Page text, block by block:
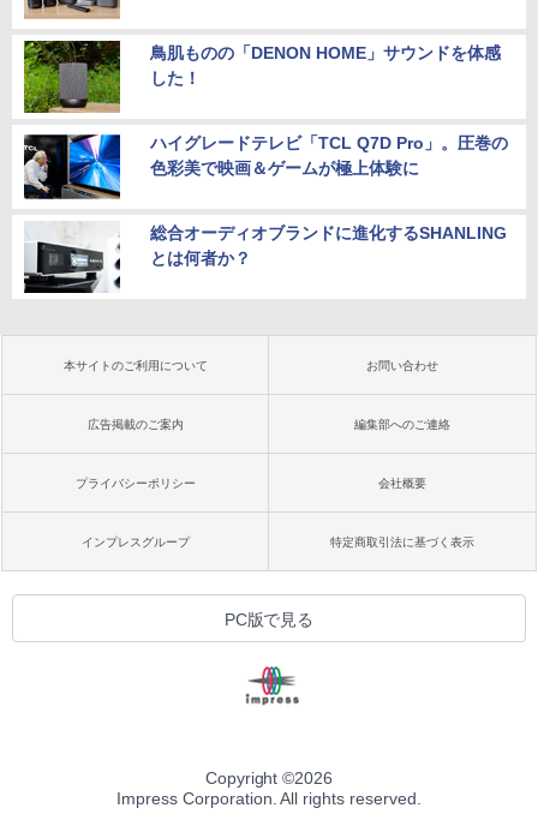
鳥肌ものの「DENON HOME」サウンドを体感
した！
ハイグレードテレビ「TCL Q7D Pro」。圧巻の
色彩美で映画＆ゲームが極上体験に
総合オーディオブランドに進化するSHANLING
とは何者か？
本サイトのご利用について お問い合わせ
広告掲載のご案内 編集部へのご連絡
プライバシーポリシー 会社概要
インプレスグループ 特定商取引法に基づく表示
PC版で見る
Copyright ©2026
Impress Corporation. All rights reserved.